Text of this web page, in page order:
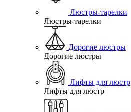
Люстры-тарелки
Люстры-тарелки
Дорогие люстры
Дорогие люстры
Лифты для люстр
Лифты для люстр